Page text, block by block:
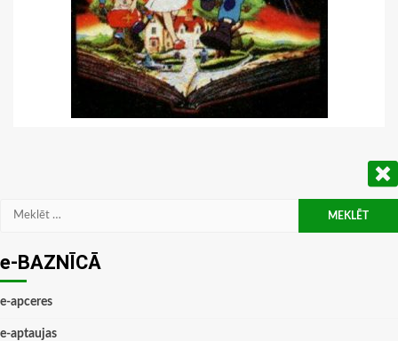
Meklēt:
e-BAZNĪCĀ
e-apceres
e-aptaujas